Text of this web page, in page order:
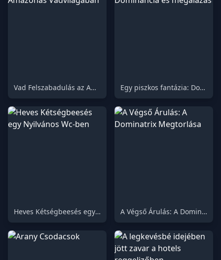
Vad Felszabadulás az Amazonas Vadvilágában Egy piszkos fantázia: Dominancia és megalázás
Heves Kétségbeesés egy Nyilvános Wc-ben A Végső Árulás: A Dominatrix Megtorlása